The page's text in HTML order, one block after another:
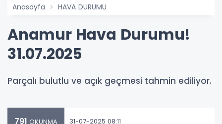
Anasayfa HAVA DURUMU
Anamur Hava Durumu!
31.07.2025
Parçalı bulutlu ve açık geçmesi tahmin ediliyor.
791 OKUNMA 31-07-2025 08:11